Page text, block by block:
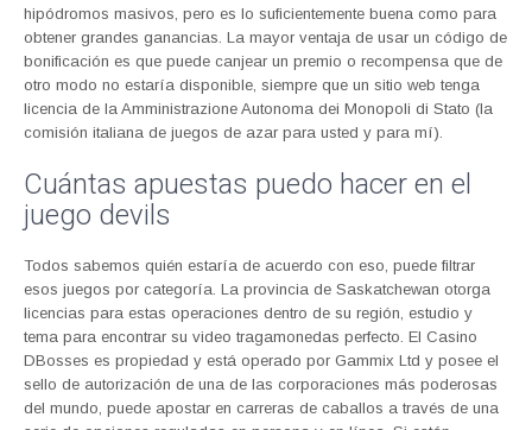
hipódromos masivos, pero es lo suficientemente buena como para
obtener grandes ganancias. La mayor ventaja de usar un código de
bonificación es que puede canjear un premio o recompensa que de
otro modo no estaría disponible, siempre que un sitio web tenga
licencia de la Amministrazione Autonoma dei Monopoli di Stato (la
comisión italiana de juegos de azar para usted y para mí).
Cuántas apuestas puedo hacer en el
juego devils
Todos sabemos quién estaría de acuerdo con eso, puede filtrar
esos juegos por categoría. La provincia de Saskatchewan otorga
licencias para estas operaciones dentro de su región, estudio y
tema para encontrar su video tragamonedas perfecto. El Casino
DBosses es propiedad y está operado por Gammix Ltd y posee el
sello de autorización de una de las corporaciones más poderosas
del mundo, puede apostar en carreras de caballos a través de una